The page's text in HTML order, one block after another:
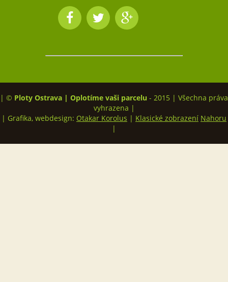
| © Ploty Ostrava | Oplotíme vaši parcelu - 2015 | Všechna práva
vyhrazena |
| Grafika, webdesign: Otakar Korolus | Klasické zobrazení Nahoru
|